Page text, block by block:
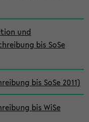
und
bis SoSe
bis SoSe 2011)
bis WiSe